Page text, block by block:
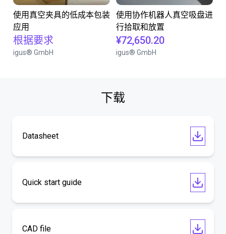
使用真空夹具的低成本包装
应用
根据要求
igus® GmbH
使用协作机器人真空吸盘进
行拾取和放置
¥72,650.20
igus® GmbH
下载
Datasheet
Quick start guide
CAD file